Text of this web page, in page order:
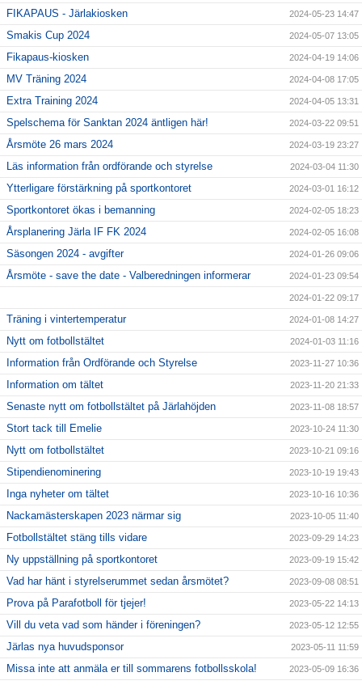
FIKAPAUS - Järlakiosken 2024-05-23 14:47
Smakis Cup 2024 2024-05-07 13:05
Fikapaus-kiosken 2024-04-19 14:06
MV Träning 2024 2024-04-08 17:05
Extra Training 2024 2024-04-05 13:31
Spelschema för Sanktan 2024 äntligen här! 2024-03-22 09:51
Årsmöte 26 mars 2024 2024-03-19 23:27
Läs information från ordförande och styrelse 2024-03-04 11:30
Ytterligare förstärkning på sportkontoret 2024-03-01 16:12
Sportkontoret ökas i bemanning 2024-02-05 18:23
Årsplanering Järla IF FK 2024 2024-02-05 16:08
Säsongen 2024 - avgifter 2024-01-26 09:06
Årsmöte - save the date - Valberedningen informerar 2024-01-23 09:54
2024-01-22 09:17
Träning i vintertemperatur 2024-01-08 14:27
Nytt om fotbollstältet 2024-01-03 11:16
Information från Ordförande och Styrelse 2023-11-27 10:36
Information om tältet 2023-11-20 21:33
Senaste nytt om fotbollstältet på Järlahöjden 2023-11-08 18:57
Stort tack till Emelie 2023-10-24 11:30
Nytt om fotbollstältet 2023-10-21 09:16
Stipendienominering 2023-10-19 19:43
Inga nyheter om tältet 2023-10-16 10:36
Nackamästerskapen 2023 närmar sig 2023-10-05 11:40
Fotbollstältet stäng tills vidare 2023-09-29 14:23
Ny uppställning på sportkontoret 2023-09-19 15:42
Vad har hänt i styrelserummet sedan årsmötet? 2023-09-08 08:51
Prova på Parafotboll för tjejer! 2023-05-22 14:13
Vill du veta vad som händer i föreningen? 2023-05-12 12:55
Järlas nya huvudsponsor 2023-05-11 11:59
Missa inte att anmäla er till sommarens fotbollsskola! 2023-05-09 16:36